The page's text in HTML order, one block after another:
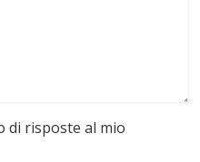
di risposte al mio